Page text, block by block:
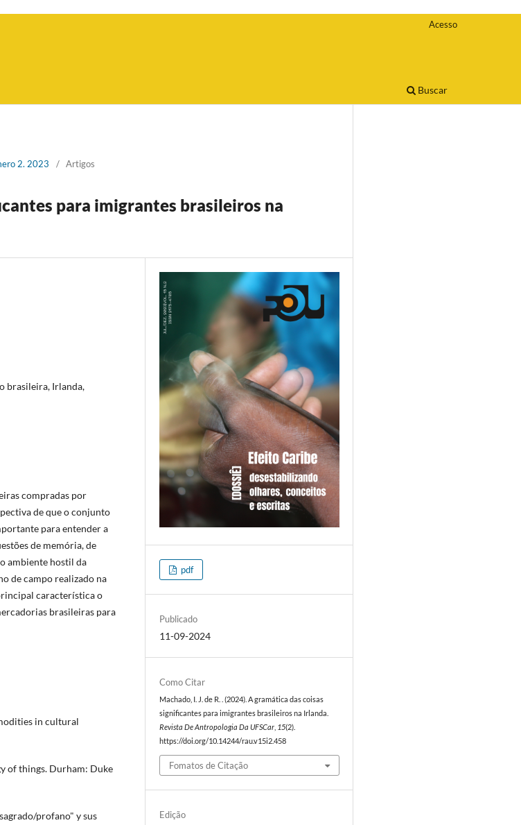
Buscar
Acesso
2. 2023 / Artigos
para imigrantes brasileiros na
brasileira, Irlanda,
compradas por
de que o conjunto
para entender a
de memória, de
ambiente hostil da
de campo realizado na
característica o
brasileiras para
in cultural
of things. Durham: Duke
profano" y sus
pdf
Publicado
11-09-2024
Como Citar
Machado, I. J. de R. . (2024). A gramática das coisas
significantes para imigrantes brasileiros na Irlanda.
Revista De Antropologia Da UFSCar 15(2).
https://doi.org/10.14244/rau.v15i2.458
Fomatos de Citação
Edição